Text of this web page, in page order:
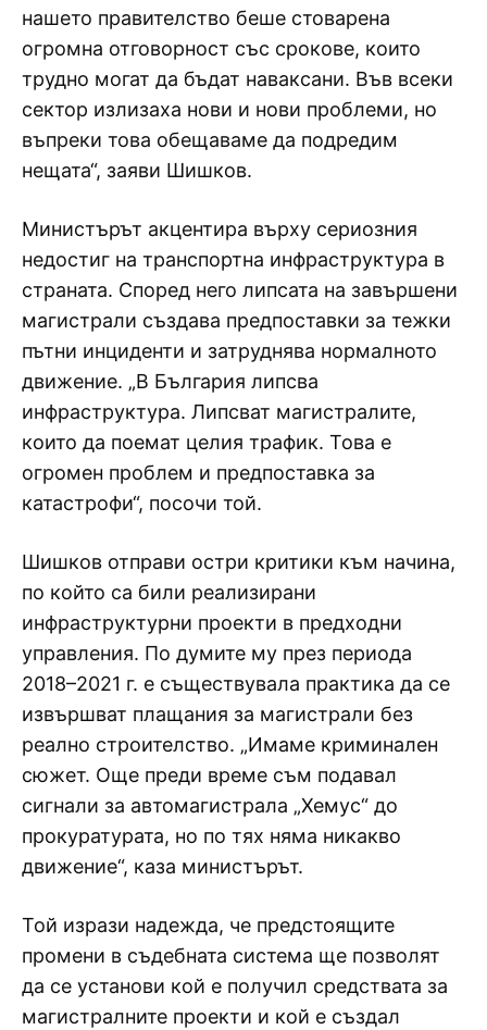
нашето правителство беше стоварена
огромна отговорност със срокове, които
трудно могат да бъдат наваксани. Във всеки
сектор излизаха нови и нови проблеми, но
въпреки това обещаваме да подредим
нещата“, заяви Шишков.
Министърът акцентира върху сериозния
недостиг на транспортна инфраструктура в
страната. Според него липсата на завършени
магистрали създава предпоставки за тежки
пътни инциденти и затруднява нормалното
движение. „В България липсва
инфраструктура. Липсват магистралите,
които да поемат целия трафик. Това е
огромен проблем и предпоставка за
катастрофи“, посочи той.
Шишков отправи остри критики към начина,
по който са били реализирани
инфраструктурни проекти в предходни
управления. По думите му през периода
2018–2021 г. е съществувала практика да се
извършват плащания за магистрали без
реално строителство. „Имаме криминален
сюжет. Още преди време съм подавал
сигнали за автомагистрала „Хемус“ до
прокуратурата, но по тях няма никакво
движение“, каза министърът.
Той изрази надежда, че предстоящите
промени в съдебната система ще позволят
да се установи кой е получил средствата за
магистралните проекти и кой е създал